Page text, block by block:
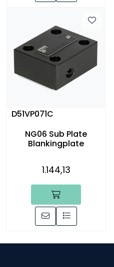
D51VP071C
NG06 Sub Plate
Blankingplate
1.144,13